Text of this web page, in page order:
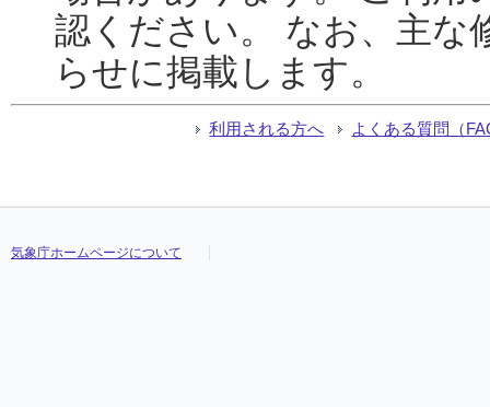
認ください。 なお、主な
らせに掲載します。
利用される方へ よくある質問（
気象庁ホームページについて